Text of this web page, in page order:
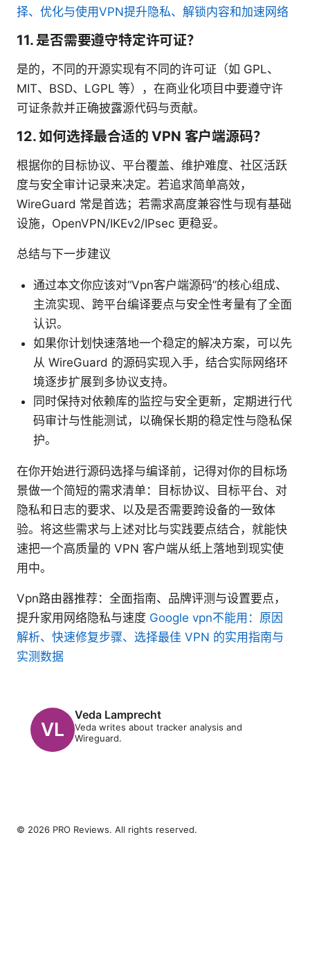
择、优化与使用VPN提升隐私、解锁内容和加速网络
11. 是否需要遵守特定许可证？
是的，不同的开源实现有不同的许可证（如 GPL、
MIT、BSD、LGPL 等），在商业化项目中要遵守许
可证条款并正确披露源代码与贡献。
12. 如何选择最合适的 VPN 客户端源码？
根据你的目标协议、平台覆盖、维护难度、社区活跃
度与安全审计记录来决定。若追求简单高效，
WireGuard 常是首选；若需求高度兼容性与现有基础
设施，OpenVPN/IKEv2/IPsec 更稳妥。
总结与下一步建议
通过本文你应该对“Vpn客户端源码”的核心组成、
主流实现、跨平台编译要点与安全性考量有了全面
认识。
如果你计划快速落地一个稳定的解决方案，可以先
从 WireGuard 的源码实现入手，结合实际网络环
境逐步扩展到多协议支持。
同时保持对依赖库的监控与安全更新，定期进行代
码审计与性能测试，以确保长期的稳定性与隐私保
护。
在你开始进行源码选择与编译前，记得对你的目标场
景做一个简短的需求清单：目标协议、目标平台、对
隐私和日志的要求、以及是否需要跨设备的一致体
验。将这些需求与上述对比与实践要点结合，就能快
速把一个高质量的 VPN 客户端从纸上落地到现实使
用中。
Vpn路由器推荐：全面指南、品牌评测与设置要点，
提升家用网络隐私与速度 Google vpn不能用：原因
解析、快速修复步骤、选择最佳 VPN 的实用指南与
实测数据
Veda Lamprecht
Veda writes about tracker analysis and
Wireguard.
© 2026 PRO Reviews. All rights reserved.